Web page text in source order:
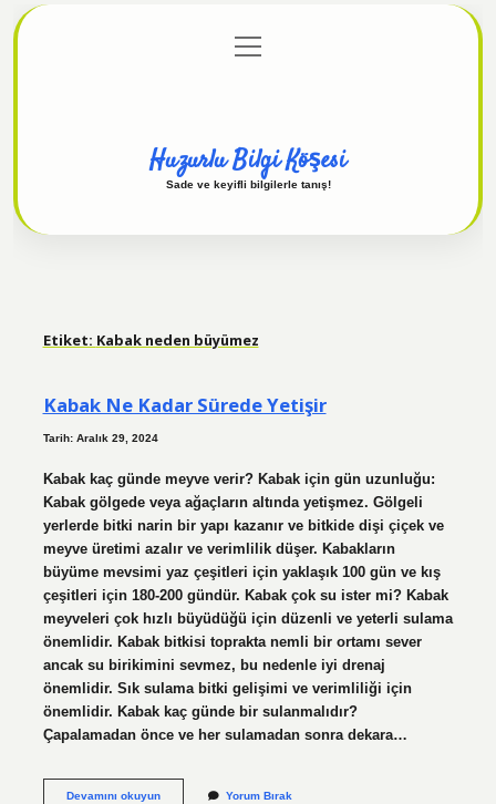
Gizlilik Politikası
menüyü
aç
Huzurlu Bilgi Köşesi
Sade ve keyifli bilgilerle tanış!
Etiket: Kabak neden büyümez
Kabak Ne Kadar Sürede Yetişir
Tarih: Aralık 29, 2024
Kabak kaç günde meyve verir? Kabak için gün uzunluğu:
Kabak gölgede veya ağaçların altında yetişmez. Gölgeli
yerlerde bitki narin bir yapı kazanır ve bitkide dişi çiçek ve
meyve üretimi azalır ve verimlilik düşer. Kabakların
büyüme mevsimi yaz çeşitleri için yaklaşık 100 gün ve kış
çeşitleri için 180-200 gündür. Kabak çok su ister mi? Kabak
meyveleri çok hızlı büyüdüğü için düzenli ve yeterli sulama
önemlidir. Kabak bitkisi toprakta nemli bir ortamı sever
ancak su birikimini sevmez, bu nedenle iyi drenaj
önemlidir. Sık sulama bitki gelişimi ve verimliliği için
önemlidir. Kabak kaç günde bir sulanmalıdır?
Çapalamadan önce ve her sulamadan sonra dekara…
Devamını okuyunKabak
Yorum Bırak